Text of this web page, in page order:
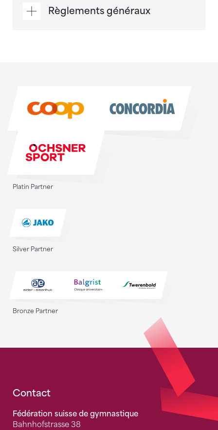
Règlements généraux
Platin Partner
Silver Partner
Bronze Partner
Fusszeile
Contact
Fédération suisse de gymnastique
Bahnhofstrasse 38